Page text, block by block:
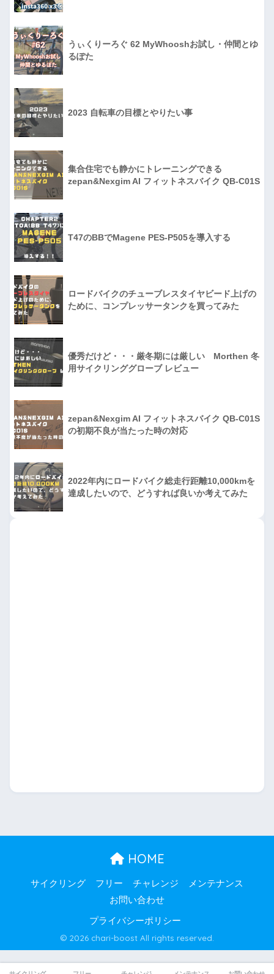
うぃくりーろぐ 62 MyWhooshお試し・仲間とゆ
るぽた
2023 自転車の目標とやりたい事
集合住宅でも静かにトレーニングできる
zepan&Nexgim AI フィットネスバイク QB-C01S
T47のBBでMagene PES-P505を導入する
ロードバイクのチューブレスタイヤビード上げの
ために、コンプレッサータンクを買ってみた
優秀だけど・・・厳冬期には厳しい Morthen 冬
用サイクリンググローブ レビュー
zepan&Nexgim AI フィットネスバイク QB-C01S
の初期不良が当たった時の対応
2022年内にロードバイク総走行距離10,000kmを
達成したいので、どうすれば良いか考えてみた
HOME
サイクリング フリー チャレンジ
メンテナンス
お問い合わせ
プライバシーポリシー
© 2026 chari-boost All rights reserved.